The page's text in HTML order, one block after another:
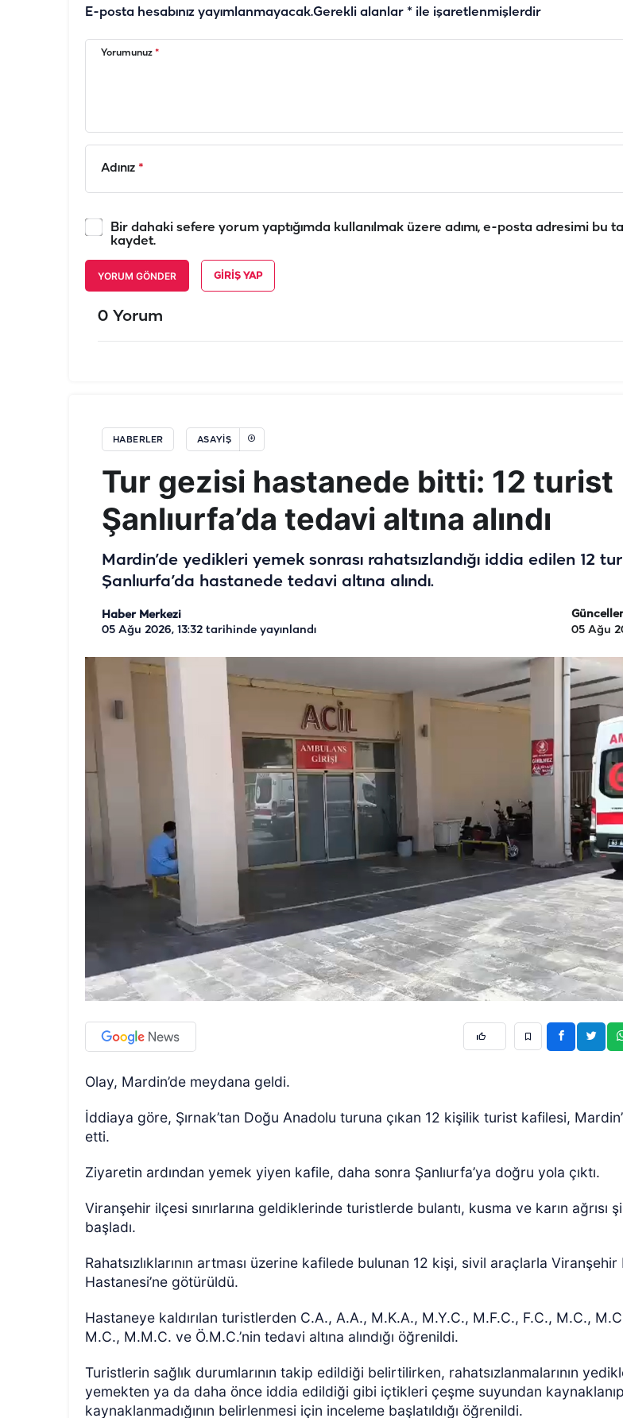
E-posta hesabınız yayımlanmayacak.Gerekli alanlar * ile işaretlenmişlerdir
Yorumunuz *
Adınız *
Bir dahaki sefere yorum yaptığımda kullanılmak üzere adımı, e-posta adresimi bu
kaydet.
YORUM GÖNDER GIRIŞ YAP
0 Yorum
HABERLER ASAYIŞ
Tur gezisi hastanede bitti: 12 turist
Şanlıurfa’da tedavi altına alındı
Mardin’de yedikleri yemek sonrası rahatsızlandığı iddia edilen 12
Şanlıurfa’da hastanede tedavi altına alındı.
Haber Merkezi
05 Ağu 2026, 13:32 tarihinde yayınlandı
05 Ağu
Olay, Mardin’de meydana geldi.
İddiaya göre, Şırnak’tan Doğu Anadolu turuna çıkan 12 kişilik turist kafilesi,
etti.
Ziyaretin ardından yemek yiyen kafile, daha sonra Şanlıurfa’ya doğru yola çıktı.
Viranşehir ilçesi sınırlarına geldiklerinde turistlerde bulantı, kusma ve karın ağrısı
başladı.
Rahatsızlıklarının artması üzerine kafilede bulunan 12 kişi, sivil araçlarla
Hastanesi’ne götürüldü.
Hastaneye kaldırılan turistlerden C.A., A.A., M.K.A., M.Y.C., M.F.C., F.C., M.C.,
M.C., M.M.C. ve Ö.M.C.’nin tedavi altına alındığı öğrenildi.
Turistlerin sağlık durumlarının takip edildiği belirtilirken, rahatsızlanmalarının
yemekten ya da daha önce iddia edildiği gibi içtikleri çeşme suyundan kaynaklanıp
kaynaklanmadığının belirlenmesi için inceleme başlatıldığı öğrenildi.